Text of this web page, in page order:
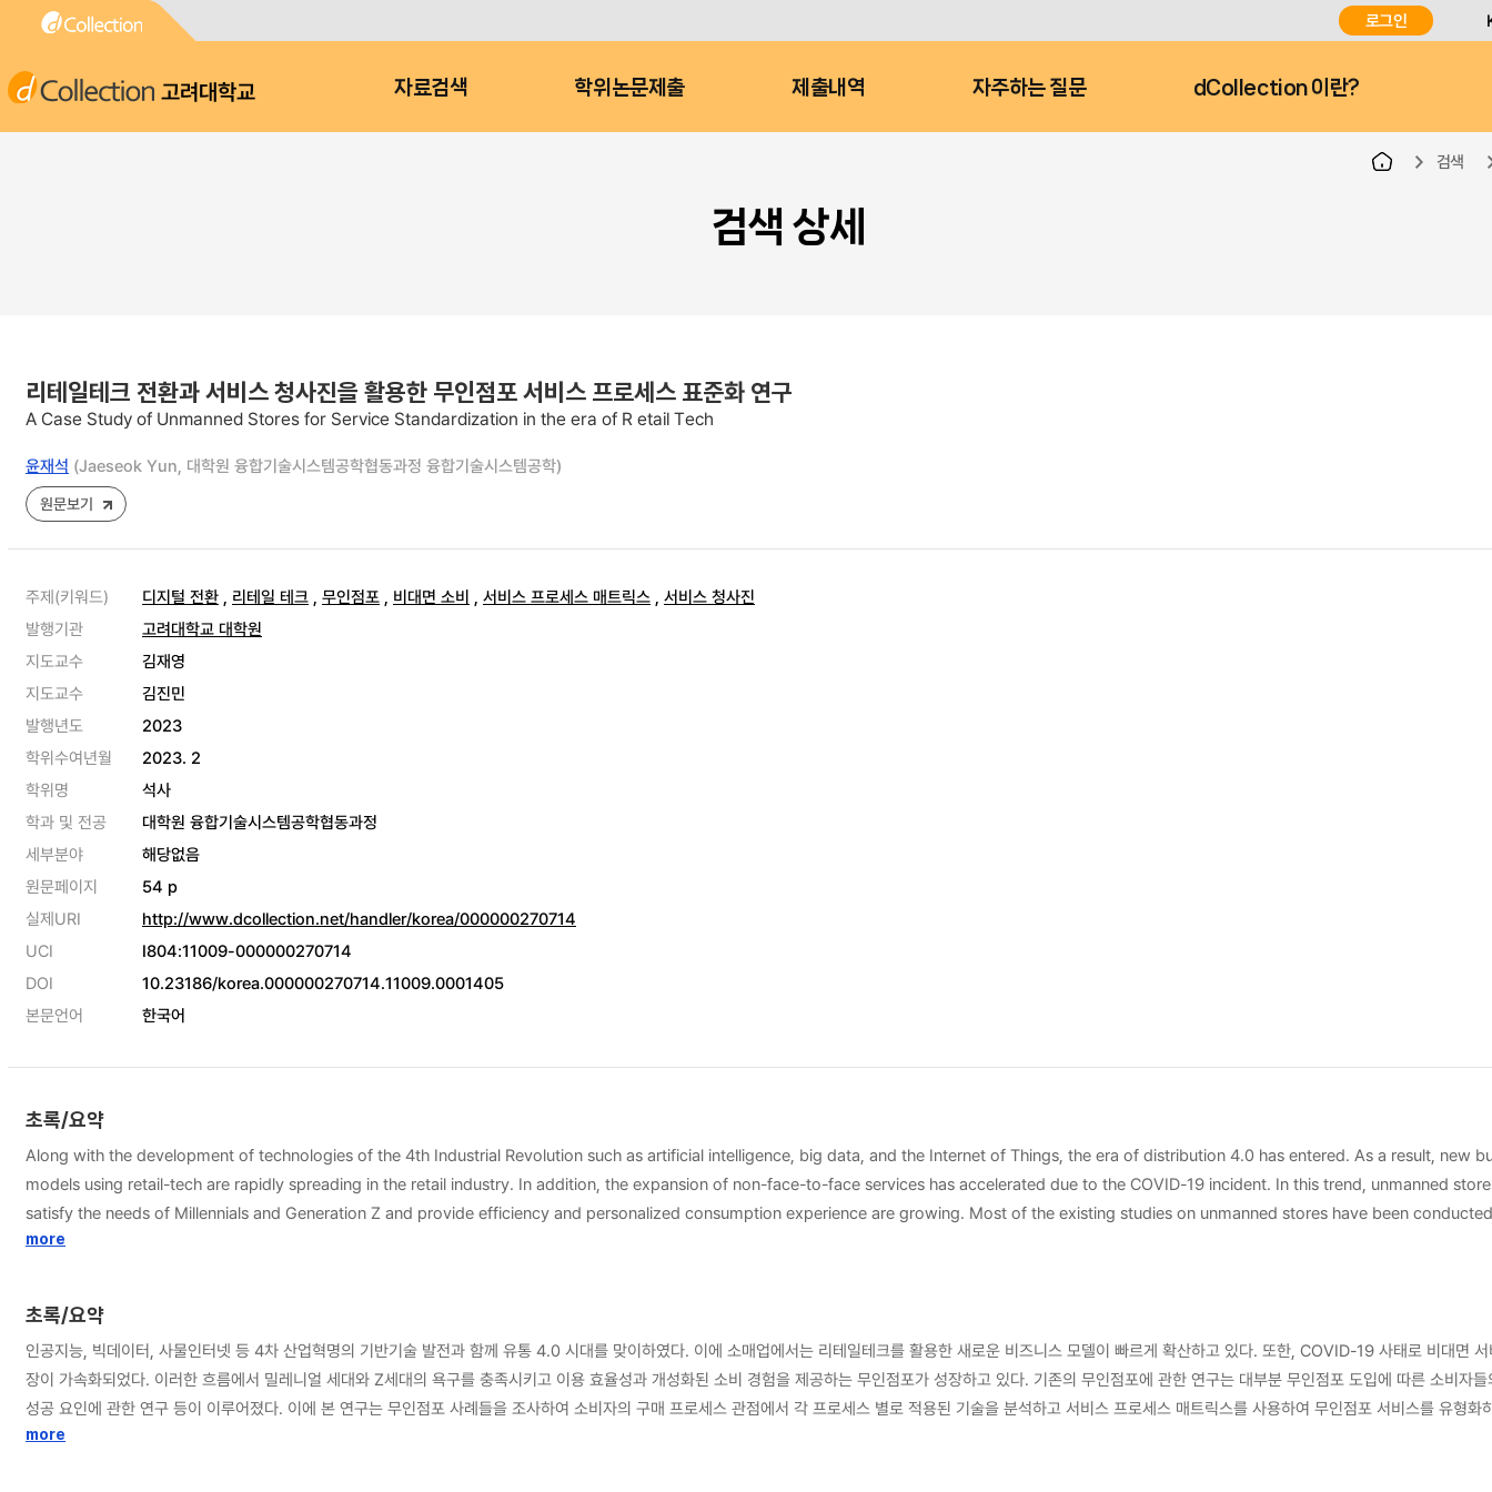
로그인
고려대학교 자료검색 학위논문제출 제출내역 자주하는 질문 dCollection 이란?
검색
검색 상세
리테일테크 전환과 서비스 청사진을 활용한 무인점포 서비스 프로세스 표준화 연구
A Case Study of Unmanned Stores for Service Standardization in the era of R etail Tech
윤재석 (Jaeseok Yun, 대학원 융합기술시스템공학협동과정 융합기술시스템공학)
원문보기
주제(키워드) 디지털 전환 , 리테일 테크 , 무인점포 , 비대면 소비 , 서비스 프로세스 매트릭스 , 서비스 청사진
발행기관
고려대학교 대학원
지도교수
김재영
지도교수
김진민
발행년도
2023
학위수여년월
2023. 2
학위명
석사
학과 및 전공
대학원 융합기술시스템공학협동과정
세부분야
해당없음
원문페이지
54 p
실제URI
http://www.dcollection.net/handler/korea/000000270714
UCI
I804:11009-000000270714
DOI
10.23186/korea.000000270714.11009.0001405
본문언어
한국어
초록/요약
Along with the development of technologies of the 4th Industrial Revolution such as artificial intelligence, big data, and the Internet of Things, the era of distribution 4.0 has entered. As a result, new
models using retail-tech are rapidly spreading in the retail industry. In addition, the expansion of non-face-to-face services has accelerated due to the COVID-19 incident. In this trend, unmanned
satisfy the needs of Millennials and Generation Z and provide efficiency and personalized consumption experience are growing. Most of the existing studies on unmanned stores have been
consumers' perceptions and success factors of unmanned stores. Therefore, this study examines unmanned store cases, analyzes the technology applied to each process from the perspective of the
individualized consumption experience, which are characteristics of unmanned stores. Next, four types of unmanned stores were derived by applying the service process matrix to the unmanned
service case, and a blueprint for unmanned store services for each type was proposed based on the type of unmanned store. In a situation where it is necessary to think about the company's
reduce corporate costs and improve the quality of services experienced by customers, the service blueprint was presented by analyzing the unmanned store service process. As the service blueprint
according to the type of unmanned store is provided through this study, it is expected that it can be used as basic data for improving unmanned store services and standardizing processes. This study had
limitations in collecting data for case analysis of unmanned stores among newly introduced retail-tech. In future studies, we will add and analyze cases of applying various retail techniques and
more
초록/요약
인공지능, 빅데이터, 사물인터넷 등 4차 산업혁명의 기반기술 발전과 함께 유통 4.0 시대를 맞이하였다. 이에 소매업에서는 리테일테크를 활용한 새로운 비즈니스 모델이 빠르게 확산하고 있다. 또한, COVID-19 사태로 비대면
장이 가속화되었다. 이러한 흐름에서 밀레니얼 세대와 Z세대의 욕구를 충족시키고 이용 효율성과 개성화된 소비 경험을 제공하는 무인점포가 성장하고 있다. 기존의 무인점포에 관한 연구는 대부분 무인점포 도입에 따른 소비자
성공 요인에 관한 연구 등이 이루어졌다. 이에 본 연구는 무인점포 사례들을 조사하여 소비자의 구매 프로세스 관점에서 각 프로세스 별로 적용된 기술을 분석하고 서비스 프로세스 매트릭스를 사용하여 무인점포 서비스를 유형화하여 서비
스 청사진을 제시하여 향후 연구 방향 및 서비스 표준화의 기반자료를 제공하고자 한다. 본 연구는 무인점포의 특징인 이용 효율성과 개성화된 소비 경험을 제공하기 위해서 다양한 무인점포 사례를 수집하고 소비자의 구매 프로세스에 따라
more